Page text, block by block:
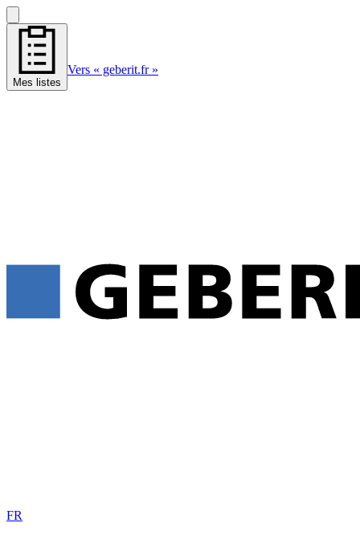
Mes listes
Vers « geberit.fr »
FR